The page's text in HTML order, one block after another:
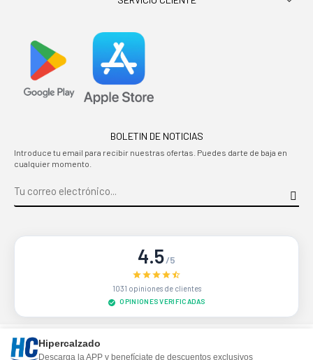
BOLETIN DE NOTICIAS
Introduce tu email para recibir nuestras ofertas. Puedes darte de baja en
cualquier momento.
4.5/5
1031 opiniones de clientes
OPINIONES VERIFICADAS
Sitio protegido por reCAPTCHA.
Hipercalzado
Descarga la APP y benefíciate de descuentos exclusivos